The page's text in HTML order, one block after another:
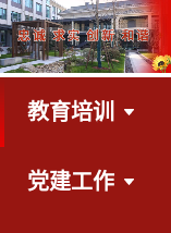
教育培训
党建工作